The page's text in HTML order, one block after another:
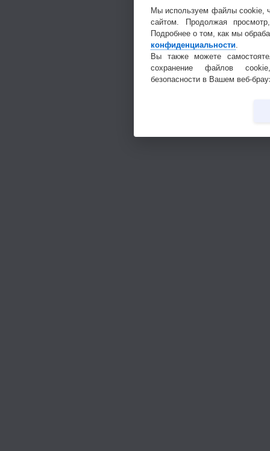
Мы используем файлы cookie,
сайтом. Продолжая
Подробнее о том, как мы
конфиденциальности.
Вы также можете
сохранение файлов
безопасности в Вашем веб-